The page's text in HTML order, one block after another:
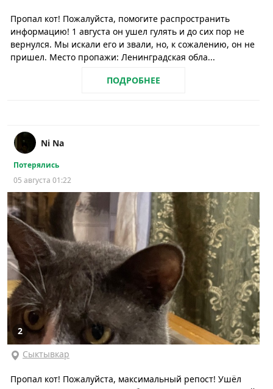
Пропал кот! Пожалуйста, помогите распространить
информацию! 1 августа он ушел гулять и до сих пор не
вернулся. Мы искали его и звали, но, к сожалению, он не
пришел. Место пропажи: Ленинградская обла...
ПОДРОБНЕЕ
Ni Na
Потерялись
05 августа 01:22
2
Сыктывкар
Пропал кот! Пожалуйста, максимальный репост! Ушёл